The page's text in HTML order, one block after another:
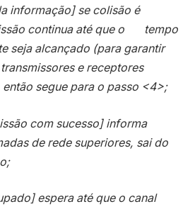
informação] se colisão é
continua até que o tempo
seja alcançado (para garantir
e receptores
segue para o passo <4>;
com sucesso] informa
de rede superiores, sai do
espera até que o canal